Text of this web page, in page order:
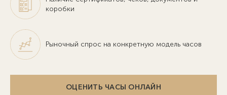
коробки
Рыночный спрос на конкретную модель часов
ОЦЕНИТЬ ЧАСЫ ОНЛАЙН